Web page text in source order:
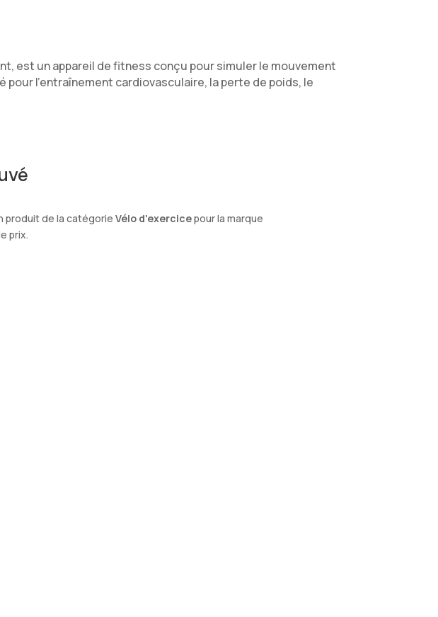
est un appareil de fitness conçu pour simuler le mouvement
l’entraînement cardiovasculaire, la perte de poids, le
produit de la catégorieVélo d'exercicepour la marque
prix.